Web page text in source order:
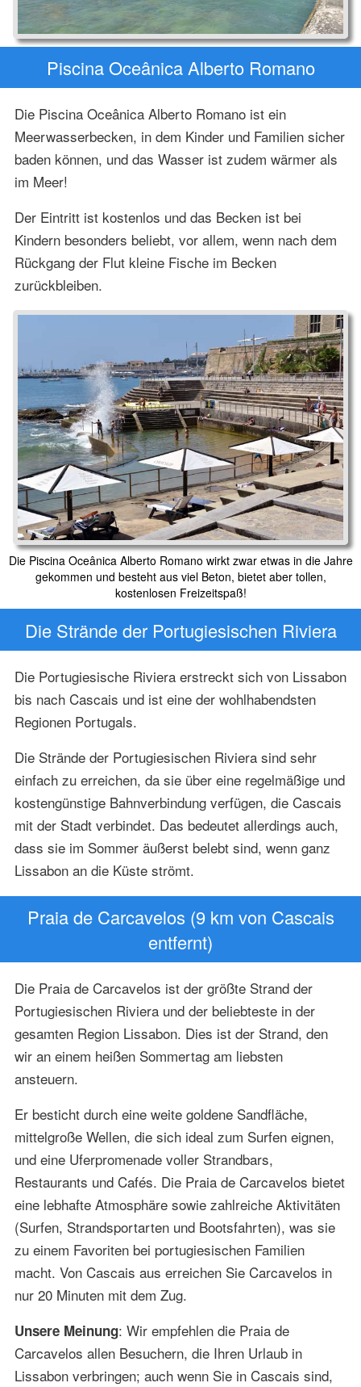
Piscina Oceânica Alberto Romano
Die Piscina Oceânica Alberto Romano ist ein
Meerwasserbecken, in dem Kinder und Familien sicher
baden können, und das Wasser ist zudem wärmer als
im Meer!
Der Eintritt ist kostenlos und das Becken ist bei
Kindern besonders beliebt, vor allem, wenn nach dem
Rückgang der Flut kleine Fische im Becken
zurückbleiben.
Die Piscina Oceânica Alberto Romano wirkt zwar etwas in die Jahre
gekommen und besteht aus viel Beton, bietet aber tollen,
kostenlosen Freizeitspaß!
Die Strände der Portugiesischen Riviera
Die Portugiesische Riviera erstreckt sich von Lissabon
bis nach Cascais und ist eine der wohlhabendsten
Regionen Portugals.
Die Strände der Portugiesischen Riviera sind sehr
einfach zu erreichen, da sie über eine regelmäßige und
kostengünstige Bahnverbindung verfügen, die Cascais
mit der Stadt verbindet. Das bedeutet allerdings auch,
dass sie im Sommer äußerst belebt sind, wenn ganz
Lissabon an die Küste strömt.
Praia de Carcavelos (9 km von Cascais
entfernt)
Die Praia de Carcavelos ist der größte Strand der
Portugiesischen Riviera und der beliebteste in der
gesamten Region Lissabon. Dies ist der Strand, den
wir an einem heißen Sommertag am liebsten
ansteuern.
Er besticht durch eine weite goldene Sandfläche,
mittelgroße Wellen, die sich ideal zum Surfen eignen,
und eine Uferpromenade voller Strandbars,
Restaurants und Cafés. Die Praia de Carcavelos bietet
eine lebhafte Atmosphäre sowie zahlreiche Aktivitäten
(Surfen, Strandsportarten und Bootsfahrten), was sie
zu einem Favoriten bei portugiesischen Familien
macht. Von Cascais aus erreichen Sie Carcavelos in
nur 20 Minuten mit dem Zug.
Unsere Meinung: Wir empfehlen die Praia de
Carcavelos allen Besuchern, die Ihren Urlaub in
Lissabon verbringen; auch wenn Sie in Cascais sind,